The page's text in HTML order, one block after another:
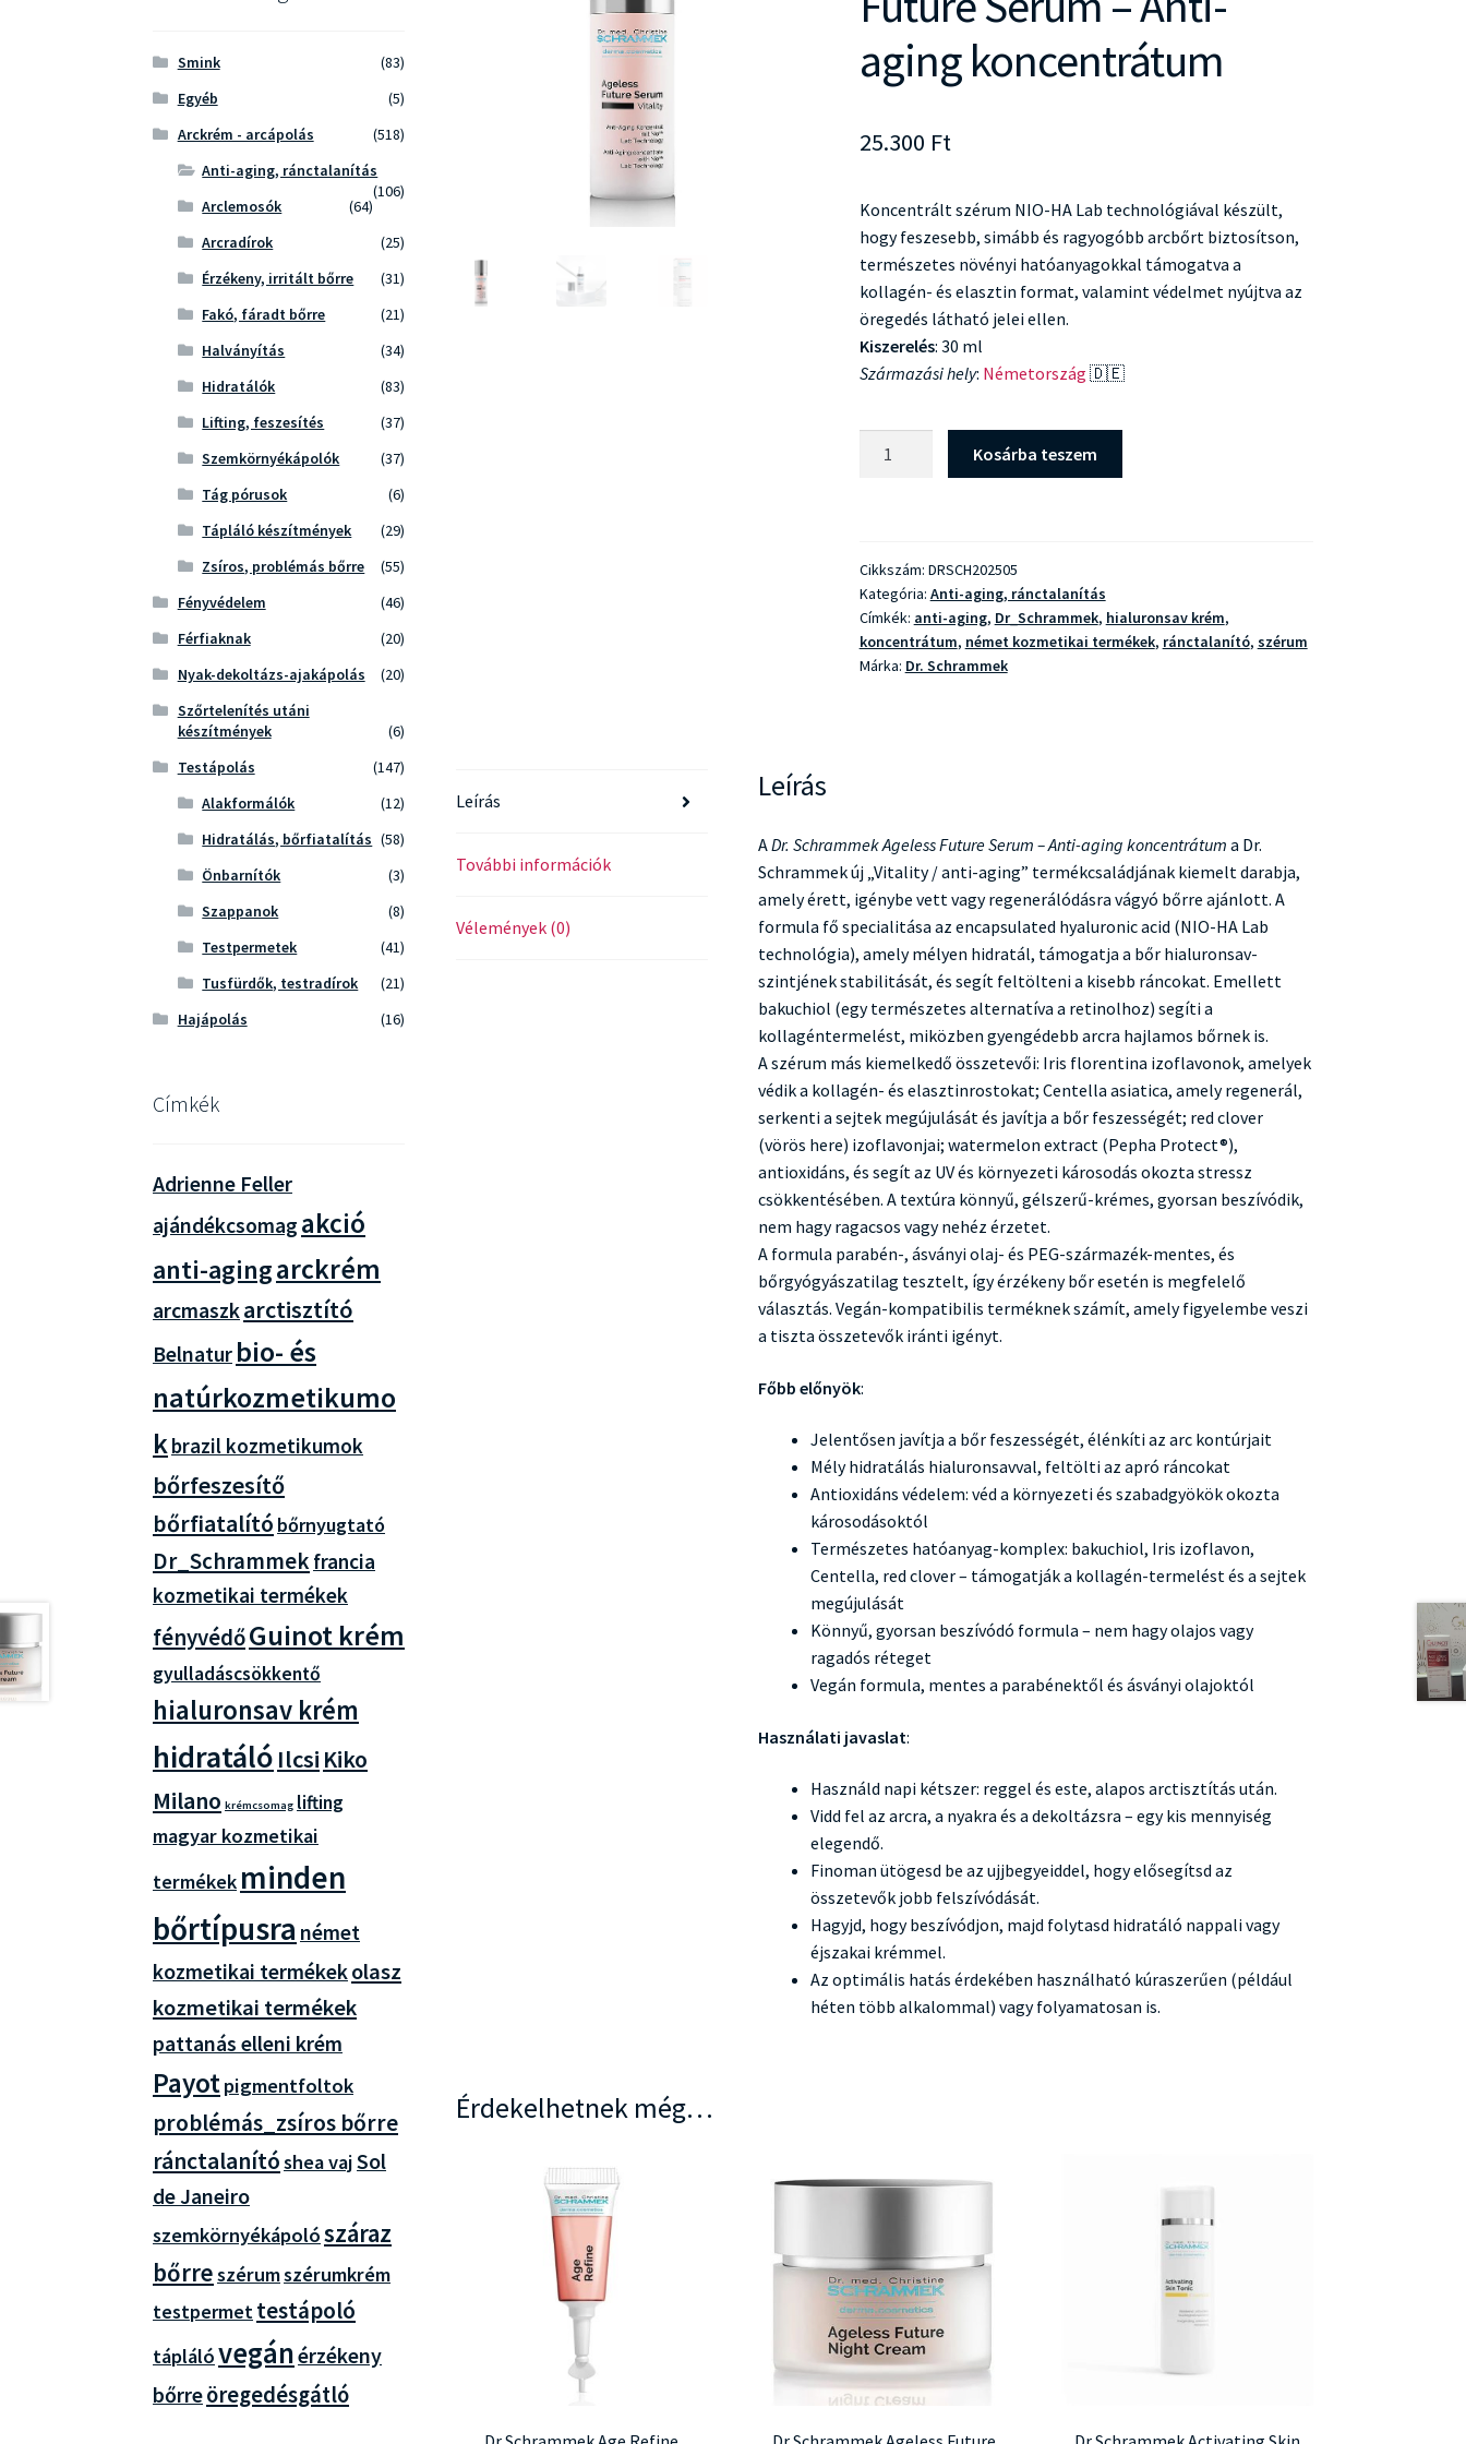
aging koncentrátum
25.300 Ft
Koncentrált szérum NIO-HA Lab technológiával készült,
hogy feszesebb, simább és ragyogóbb arcbőrt biztosítson,
természetes növényi hatóanyagokkal támogatva a
kollagén- és elasztin format, valamint védelmet nyújtva az
öregedés látható jelei ellen.
Kiszerelés: 30 ml
Származási hely: Németország 🇩🇪
–
Anti-
aging
koncentrátum
Kosárba teszem
Cikkszám: DRSCH202505
Kategória: Anti-aging, ránctalanítás
Címkék: anti-aging, Dr_Schrammek, hialuronsav krém,
koncentrátum, német kozmetikai termékek, ránctalanító, szérum
Márka: Dr. Schrammek
Leírás
További információk
Vélemények (0)
Leírás
ADr. Schrammek Ageless Future Serum – Anti-aging koncentrátum a Dr.
Schrammek új „Vitality / anti-aging” termékcsaládjának kiemelt darabja,
amely érett, igénybe vett vagy regenerálódásra vágyó bőrre ajánlott. A
formula fő specialitása az encapsulated hyaluronic acid (NIO-HA Lab
technológia), amely mélyen hidratál, támogatja a bőr hialuronsav-
szintjének stabilitását, és segít feltölteni a kisebb ráncokat. Emellett
bakuchiol (egy természetes alternatíva a retinolhoz) segíti a
kollagéntermelést, miközben gyengédebb arcra hajlamos bőrnek is.
A szérum más kiemelkedő összetevői: Iris florentina izoflavonok, amelyek
védik a kollagén- és elasztinrostokat; Centella asiatica, amely regenerál,
serkenti a sejtek megújulását és javítja a bőr feszességét; red clover
(vörös here) izoflavonjai; watermelon extract (Pepha Protect®),
antioxidáns, és segít az UV és környezeti károsodás okozta stressz
csökkentésében. A textúra könnyű, gélszerű-krémes, gyorsan beszívódik,
nem hagy ragacsos vagy nehéz érzetet.
A formula parabén-, ásványi olaj- és PEG-származék-mentes, és
bőrgyógyászatilag tesztelt, így érzékeny bőr esetén is megfelelő
választás. Vegán-kompatibilis terméknek számít, amely figyelembe veszi
a tiszta összetevők iránti igényt.
Főbb előnyök:
Jelentősen javítja a bőr feszességét, élénkíti az arc kontúrjait
Mély hidratálás hialuronsavval, feltölti az apró ráncokat
Antioxidáns védelem: véd a környezeti és szabadgyökök okozta
károsodásoktól
Természetes hatóanyag-komplex: bakuchiol, Iris izoflavon,
Centella, red clover – támogatják a kollagén-termelést és a sejtek
megújulását
Könnyű, gyorsan beszívódó formula – nem hagy olajos vagy
ragadós réteget
Vegán formula, mentes a parabénektől és ásványi olajoktól
Használati javaslat:
Használd napi kétszer: reggel és este, alapos arctisztítás után.
Vidd fel az arcra, a nyakra és a dekoltázsra – egy kis mennyiség
elegendő.
Finoman ütögesd be az ujjbegyeiddel, hogy elősegítsd az
összetevők jobb felszívódását.
Hagyjd, hogy beszívódjon, majd folytasd hidratáló nappali vagy
éjszakai krémmel.
Az optimális hatás érdekében használható kúraszerűen (például
héten több alkalommal) vagy folyamatosan is.
Érdekelhetnek még…
Smink
(83)
Egyéb
(5)
Arckrém - arcápolás
(518)
Anti-aging, ránctalanítás
(106)
Arclemosók
(64)
Arcradírok
(25)
Érzékeny, irritált bőrre
(31)
Fakó, fáradt bőrre
(21)
Halványítás
(34)
Hidratálók
(83)
Lifting, feszesítés
(37)
Szemkörnyékápolók
(37)
Tág pórusok
(6)
Tápláló készítmények
(29)
Zsíros, problémás bőrre
(55)
Fényvédelem
(46)
Férfiaknak
(20)
Nyak-dekoltázs-ajakápolás
(20)
Szőrtelenítés utáni
készítmények
(6)
Testápolás
(147)
Alakformálók
(12)
Hidratálás, bőrfiatalítás (58)
Önbarnítók
(3)
Szappanok
(8)
Testpermetek
(41)
Tusfürdők, testradírok
(21)
Hajápolás
(16)
Címkék
Adrienne Feller
ajándékcsomag akció
anti-agingarckrém
arcmaszkarctisztító
Belnatur bio- és
natúrkozmetikumo
kbrazil kozmetikumok
bőrfeszesítő
bőrfiatalító bőrnyugtató
Dr_Schrammekfrancia
kozmetikai termékek
fényvédőGuinot krém
gyulladáscsökkentő
hialuronsav krém
hidratáló Ilcsi Kiko
Milano krémcsomag lifting
magyar kozmetikai
termékek minden
bőrtípusra német
kozmetikai termékekolasz
kozmetikai termékek
pattanás elleni krém
Payotpigmentfoltok
problémás_zsíros bőrre
ránctalanítóshea vajSol
de Janeiro
szemkörnyékápolószáraz
bőrreszérumszérumkrém
testpermettestápoló
táplálóvegánérzékeny
bőrreöregedésgátló